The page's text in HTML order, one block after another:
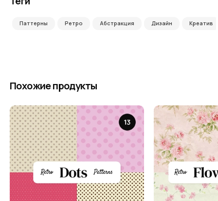
Паттерны Ретро Абстракция Дизайн Креатив
Похожие продукты